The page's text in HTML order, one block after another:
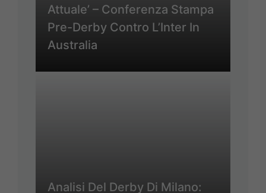
Attuale’ – Conferenza Stampa
Pre-Derby Contro L’Inter In
Australia
Analisi Del Derby Di Milano: